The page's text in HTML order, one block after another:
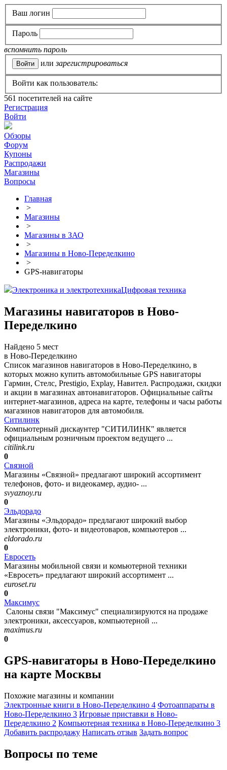
Ваш логин
Пароль
вспомнить пароль
или зарегистрироваться
Войти как пользователь:
561 посетителей на сайте
Регистрация
Войти
Обзоры
Форум
Купоны
Распродажи
Магазины
Вопросы
Главная
>
Магазины
>
Магазины в ЗАО
>
Магазины в Ново-Переделкино
>
GPS-навигаторы
Электроника и электротехникаЦифровая техника
Магазины навигаторов в Ново-
Переделкино
Найдено 5 мест
в Ново-Переделкино
Список магазинов навигаторов в Ново-Переделкино, в
которых можно купить автомобильные GPS навигаторы
Гармин, Стелс, Prestigio, Explay, Навител. Распродажи, скидки
и акции в магазинах автонавигаторов. Официальные сайты
интернет-магазинов, адреса на карте, телефоны и часы работы
магазинов навигаторов для автомобиля.
Ситилинк
Компьютерный дискаунтер "СИТИЛИНК" является
официальным розничным проектом ведущего ...
citilink.ru
0
Связной
Магазины «Связной» предлагают широкий ассортимент
телефонов, фото- и видеокамер, аудио- ...
svyaznoy.ru
0
Эльдорадо
Магазины «Эльдорадо» предлагают широкий выбор
электроники, фото- и видеотоваров, компьютеров ...
eldorado.ru
0
Евросеть
Магазины мобильной связи и комьютерной техники
«Евросеть» предлагают широкий ассортимент ...
euroset.ru
0
Максимус
Салоны связи "Максимус" специализируются на продаже
электроники, аксессуаров, компьютерной ...
maximus.ru
0
GPS-навигаторы в Ново-Переделкино
на карте Москвы
Похожие магазины и компании
Электронные книги в Ново-Переделкино 4 Фотоаппараты в
Ново-Переделкино 3 Игровые приставки в Ново-
Переделкино 2 Компьютерная техника в Ново-Переделкино 3
Добавить раcпродажу Написать отзыв Задать вопрос
Вопросы по теме